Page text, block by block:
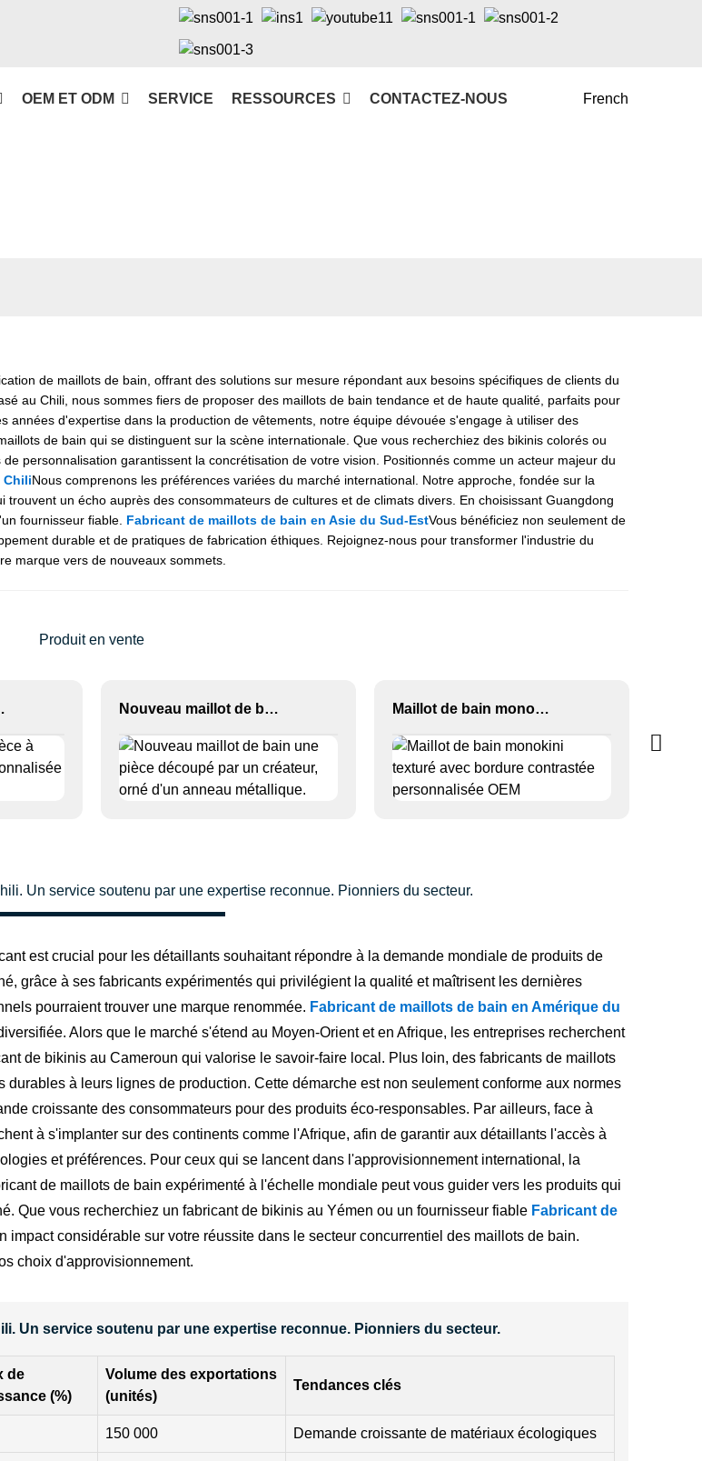
OEM ET ODM SERVICE RESSOURCES CONTACTEZ-NOUS French
de maillots de bain, offrant des solutions sur mesure répondant aux besoins spécifiques de clients du
au Chili, nous sommes fiers de proposer des maillots de bain tendance et de haute qualité, parfaits pour
d'expertise dans la production de vêtements, notre équipe dévouée s'engage à utiliser des
de bain qui se distinguent sur la scène internationale. Que vous recherchiez des bikinis colorés ou
personnalisation garantissent la concrétisation de votre vision. Positionnés comme un acteur majeur du
ChiliNous comprenons les préférences variées du marché international. Notre approche, fondée sur la
un écho auprès des consommateurs de cultures et de climats divers. En choisissant Guangdong
fournisseur fiable. Fabricant de maillots de bain en Asie du Sud-EstVous bénéficiez non seulement de
durable et de pratiques de fabrication éthiques. Rejoignez-nous pour transformer l'industrie du
marque vers de nouveaux sommets.
Produit en vente
OEM 2026 Nouveau maillot de bain une pièce découpé par un créateur, orné d'un anneau métallique. Maillot de bain monokini texturé avec bordure contrastée personnalisée OEM
Un service soutenu par une expertise reconnue. Pionniers du secteur.
est crucial pour les détaillants souhaitant répondre à la demande mondiale de produits de
grâce à ses fabricants expérimentés qui privilégient la qualité et maîtrisent les dernières
pourraient trouver une marque renommée. Fabricant de maillots de bain en Amérique du
Alors que le marché s'étend au Moyen-Orient et en Afrique, les entreprises recherchent
de bikinis au Cameroun qui valorise le savoir-faire local. Plus loin, des fabricants de maillots
à leurs lignes de production. Cette démarche est non seulement conforme aux normes
croissante des consommateurs pour des produits éco-responsables. Par ailleurs, face à
à s'implanter sur des continents comme l'Afrique, afin de garantir aux détaillants l'accès à
et préférences. Pour ceux qui se lancent dans l'approvisionnement international, la
de maillots de bain expérimenté à l'échelle mondiale peut vous guider vers les produits qui
Que vous recherchiez un fabricant de bikinis au Yémen ou un fournisseur fiable Fabricant de
impact considérable sur votre réussite dans le secteur concurrentiel des maillots de bain.
choix d'approvisionnement.
Un service soutenu par une expertise reconnue. Pionniers du secteur.
de
(%)
Volume des exportations
(unités)
Tendances clés
150 000 Demande croissante de matériaux écologiques